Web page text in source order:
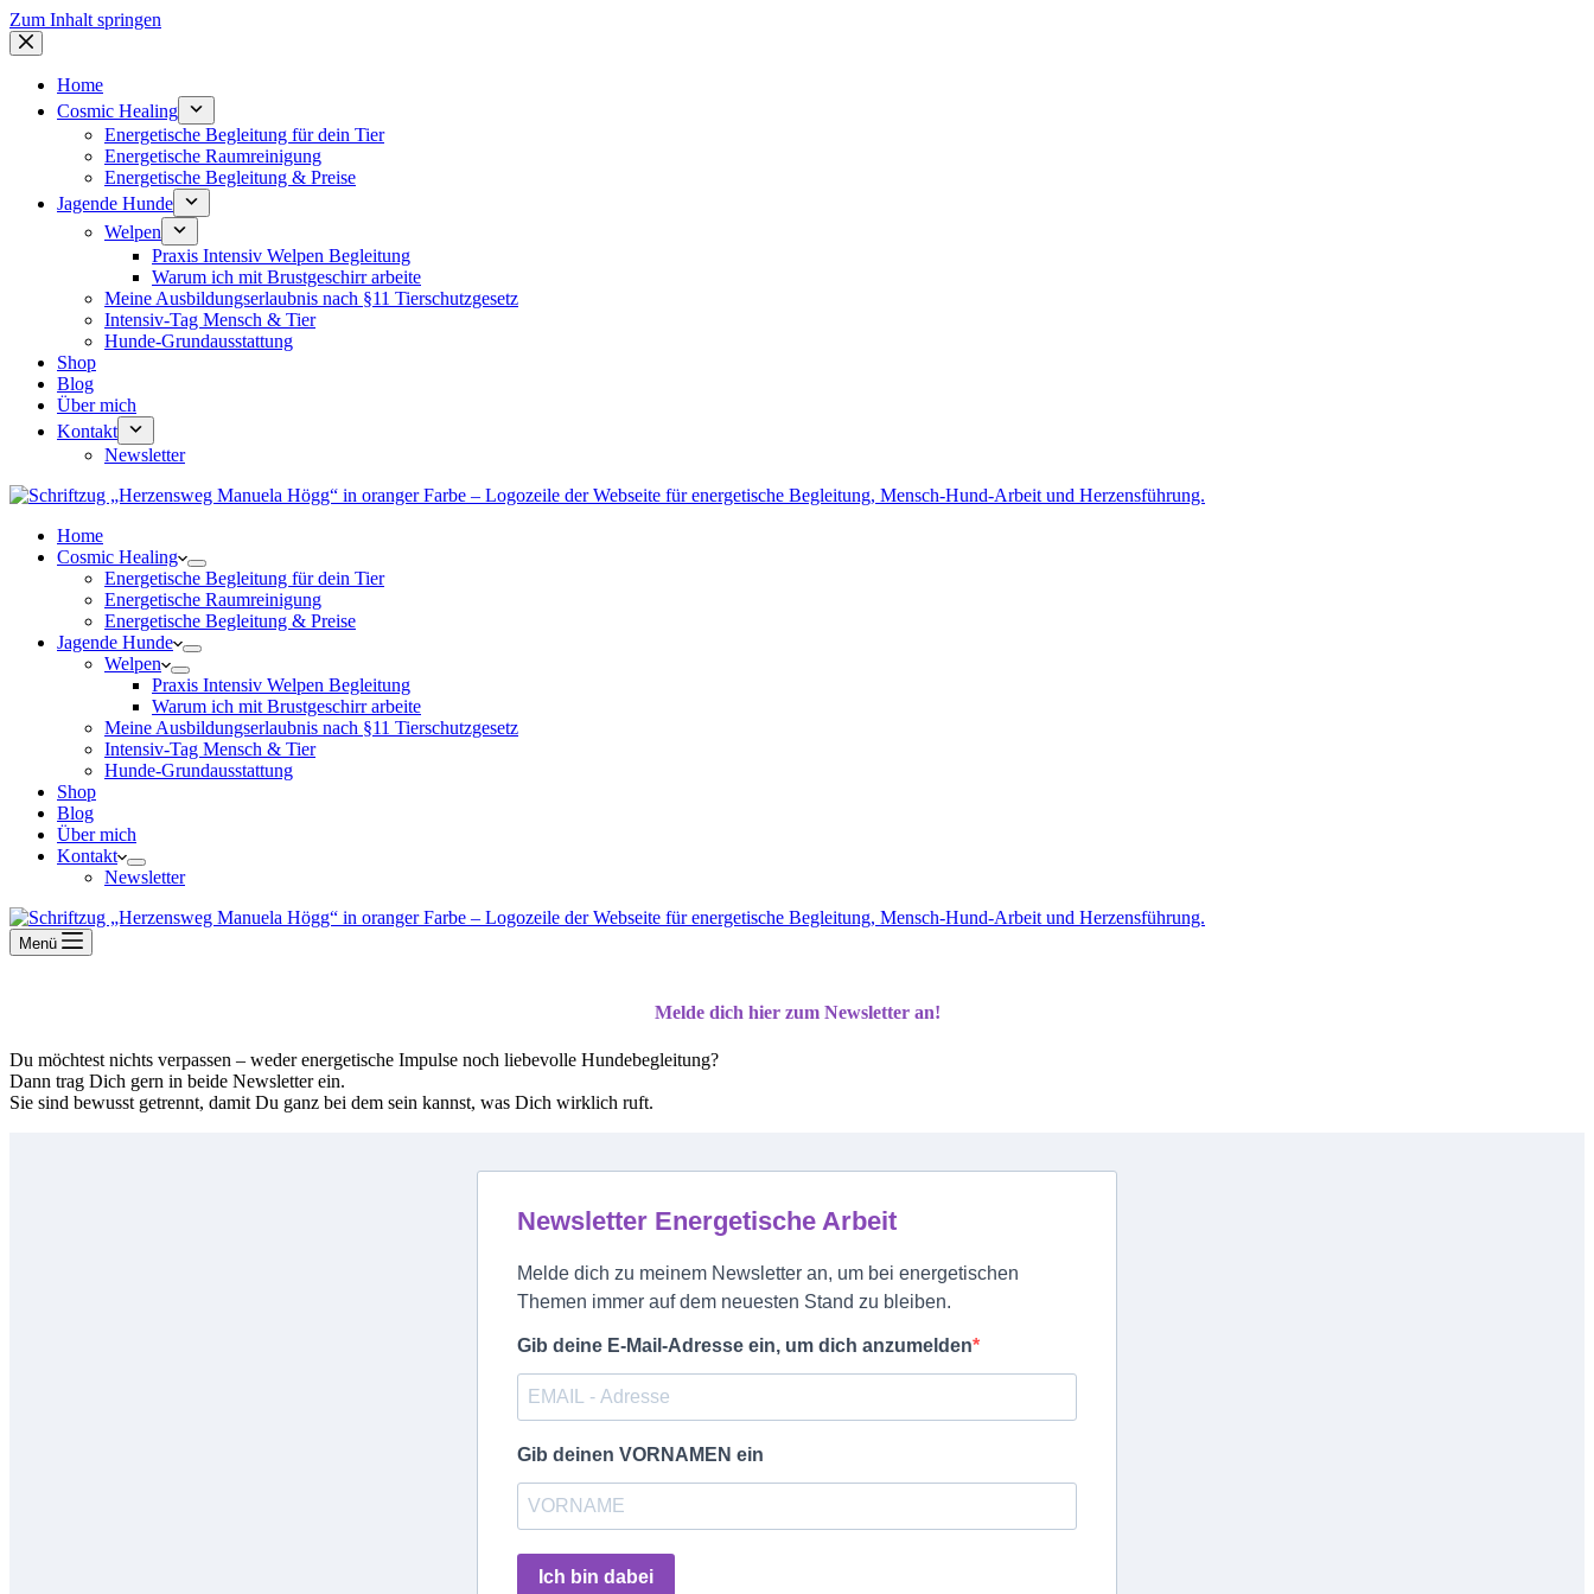
Zum Inhalt springen
Home
Cosmic Healing
Energetische Begleitung für dein Tier
Energetische Raumreinigung
Energetische Begleitung & Preise
Jagende Hunde
Welpen
Praxis Intensiv Welpen Begleitung
Warum ich mit Brustgeschirr arbeite
Meine Ausbildungserlaubnis nach §11 Tierschutzgesetz
Intensiv-Tag Mensch & Tier
Hunde-Grundausstattung
Shop
Blog
Über mich
Kontakt
Newsletter
Home
Cosmic Healing
Energetische Begleitung für dein Tier
Energetische Raumreinigung
Energetische Begleitung & Preise
Jagende Hunde
Welpen
Praxis Intensiv Welpen Begleitung
Warum ich mit Brustgeschirr arbeite
Meine Ausbildungserlaubnis nach §11 Tierschutzgesetz
Intensiv-Tag Mensch & Tier
Hunde-Grundausstattung
Shop
Blog
Über mich
Kontakt
Newsletter
Menü
Melde dich hier zum Newsletter an!
Du möchtest nichts verpassen – weder energetische Impulse noch liebevolle Hundebegleitung?
Dann trag Dich gern in beide Newsletter ein.
Sie sind bewusst getrennt, damit Du ganz bei dem sein kannst, was Dich wirklich ruft.
Newsletter Energetische Arbeit
Melde dich zu meinem Newsletter an, um bei energetischen
Themen immer auf dem neuesten Stand zu bleiben.
Gib deine E-Mail-Adresse ein, um dich anzumelden
Gib deinen VORNAMEN ein
Ich bin dabei